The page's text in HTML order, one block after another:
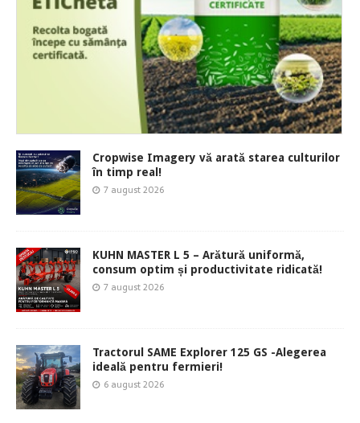
Cropwise Imagery vă arată starea culturilor
în timp real!
7 august 2026
KUHN MASTER L 5 – Arătură uniformă,
consum optim și productivitate ridicată!
7 august 2026
Tractorul SAME Explorer 125 GS -Alegerea
ideală pentru fermieri!
6 august 2026